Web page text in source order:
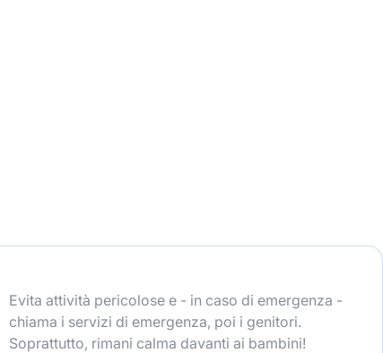
Evita attività pericolose e - in caso di emergenza -
chiama i servizi di emergenza, poi i genitori.
Soprattutto, rimani calma davanti ai bambini!